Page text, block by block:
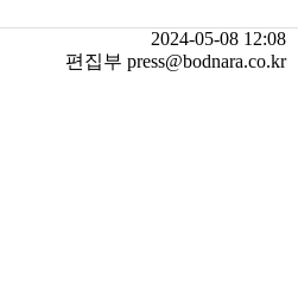
2024-05-08 12:08
편집부 press@bodnara.co.kr